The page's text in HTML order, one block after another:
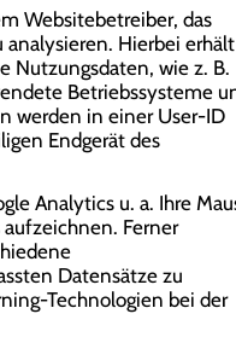
Websitebetreiber, das
analysieren. Hierbei erhält
Nutzungsdaten, wie z. B.
Betriebssysteme
werden in einer User-ID
Endgerät des
Analytics u. a. Ihre
Ferner
Datensätze zu
Technologien bei der